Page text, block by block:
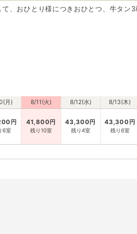
、おひとり様につきおひとつ、牛タン3
月) 8/11(火) 8/12(水) 8/13(木)
円
6室
41,800円
残り10室
43,300円
残り4室
43,300 円
残り6室